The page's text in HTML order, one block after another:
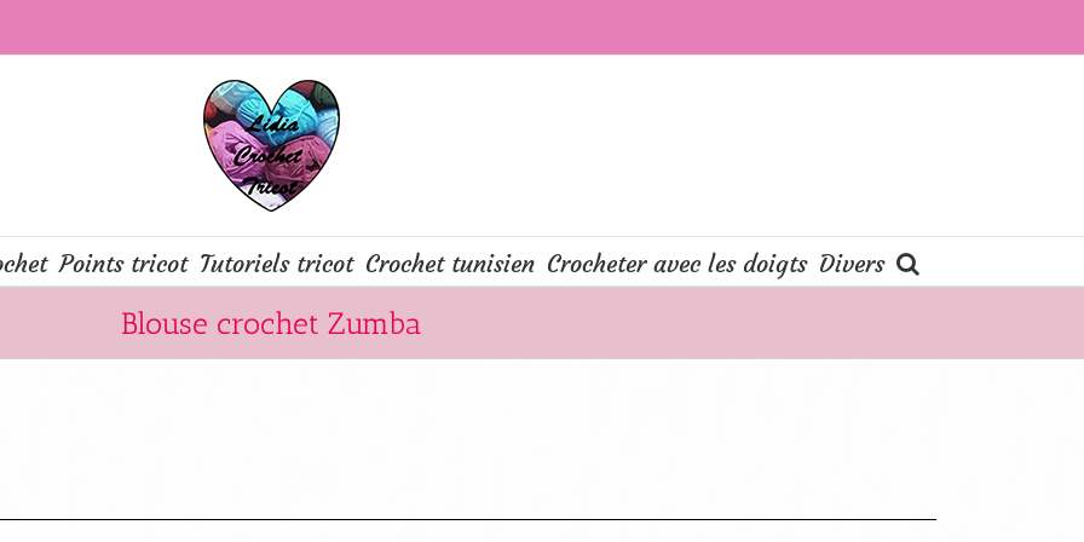
Points tricot Tutoriels tricot Crochet tunisien Crocheter avec les doigts Divers
Blouse crochet Zumba